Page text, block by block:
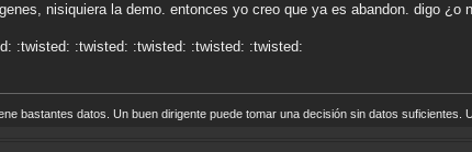
nisiquiera la demo. entonces yo creo que ya es abandon. digo ¿o
:twisted: :twisted: :twisted: :twisted: :twisted:
bastantes datos. Un buen dirigente puede tomar una decisión sin datos suficientes.